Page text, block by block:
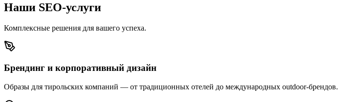
Наши SEO-услуги
Комплексные решения для вашего успеха.
Брендинг и корпоративный дизайн
Образы для тирольских компаний — от традиционных отелей до международных outdoor-брендов.